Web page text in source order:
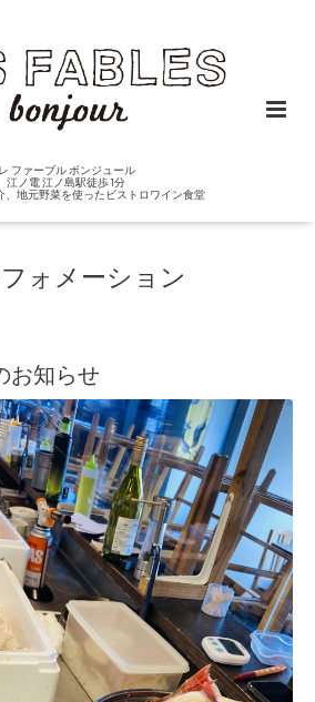
レ ファーブル ボンジュール
江ノ電 江ノ島駅徒歩1分
、地元野菜を使ったビストロワイン食堂
ォメーション
お知らせ